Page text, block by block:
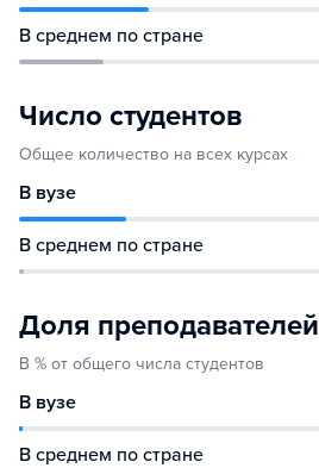
В среднем по стране
Число студентов
Общее количество на всех курсах
В вузе
В среднем по стране
Доля преподавателей
В % от общего числа студентов
В вузе
В среднем по стране